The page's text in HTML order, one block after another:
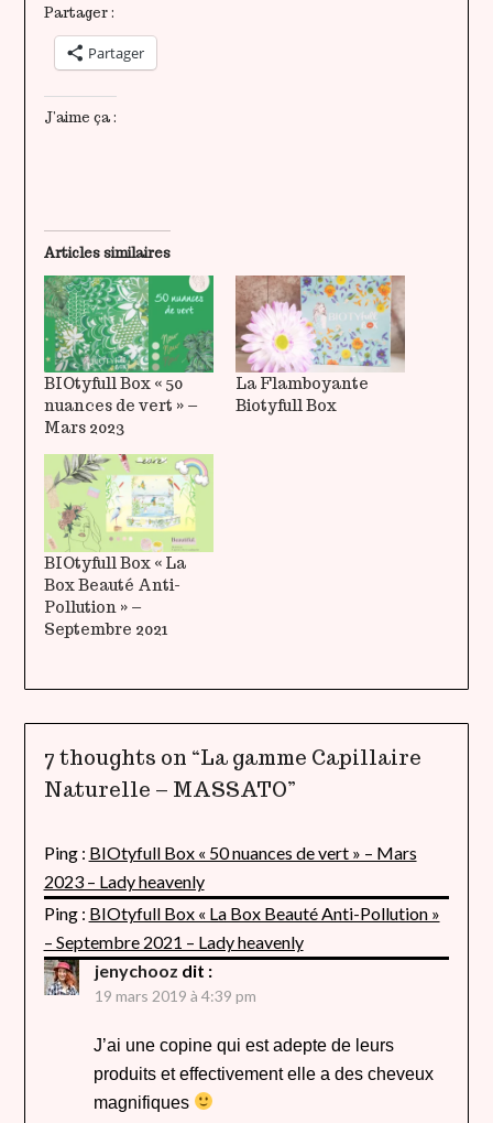
Partager :
Partager
J’aime ça :
Articles similaires
BIOtyfull Box « 50
nuances de vert » –
Mars 2023
La Flamboyante
Biotyfull Box
BIOtyfull Box « La
Box Beauté Anti-
Pollution » –
Septembre 2021
7 thoughts on “La gamme Capillaire
Naturelle – MASSATO”
Ping : BIOtyfull Box « 50 nuances de vert » – Mars
2023 – Lady heavenly
Ping : BIOtyfull Box « La Box Beauté Anti-Pollution »
– Septembre 2021 – Lady heavenly
jenychooz dit :
19 mars 2019 à 4:39 pm
J’ai une copine qui est adepte de leurs
produits et effectivement elle a des cheveux
magnifiques